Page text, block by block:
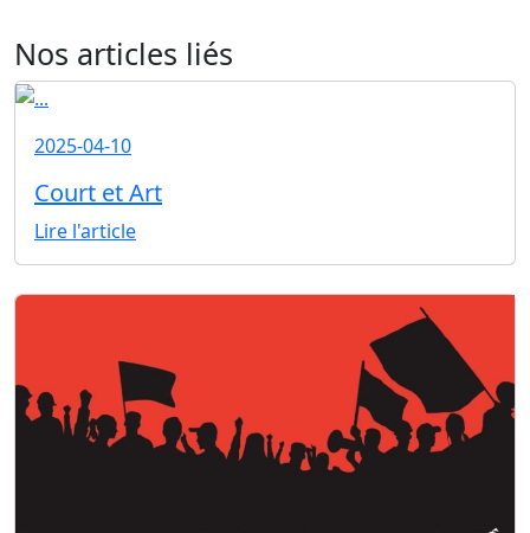
Nos articles liés
2025-04-10
Court et Art
Lire l'article